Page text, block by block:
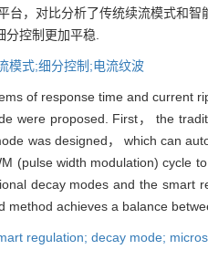
台，对比分析了传统续流模式和
分控制更加平稳.
模式;细分控制;电流纹波
of response time and current
were proposed. First， the
was designed， which can
(pulse width modulation) cycle
decay modes and the smart
method achieves a balance
regulation; decay mode;